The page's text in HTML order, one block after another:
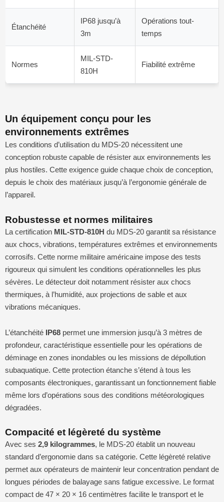
Étanchéité
IP68 jusqu’à
3m
Opérations tout-
temps
Normes
MIL-STD-
810H
Fiabilité extrême
Un équipement conçu pour les
environnements extrêmes
Les conditions d’utilisation du MDS-20 nécessitent une
conception robuste capable de résister aux environnements les
plus hostiles. Cette exigence guide chaque choix de conception,
depuis le choix des matériaux jusqu’à l’ergonomie générale de
l’appareil.
Robustesse et normes militaires
La certification MIL-STD-810H du MDS-20 garantit sa résistance
aux chocs, vibrations, températures extrêmes et environnements
corrosifs. Cette norme militaire américaine impose des tests
rigoureux qui simulent les conditions opérationnelles les plus
sévères. Le détecteur doit notamment résister aux chocs
thermiques, à l’humidité, aux projections de sable et aux
vibrations mécaniques.
L’étanchéité IP68 permet une immersion jusqu’à 3 mètres de
profondeur, caractéristique essentielle pour les opérations de
déminage en zones inondables ou les missions de dépollution
subaquatique. Cette protection étanche s’étend à tous les
composants électroniques, garantissant un fonctionnement fiable
même lors d’opérations sous des conditions météorologiques
dégradées.
Compacité et légèreté du système
Avec ses 2,9 kilogrammes, le MDS-20 établit un nouveau
standard d’ergonomie dans sa catégorie. Cette légèreté relative
permet aux opérateurs de maintenir leur concentration pendant de
longues périodes de balayage sans fatigue excessive. Le format
compact de 47 × 20 × 16 centimètres facilite le transport et le